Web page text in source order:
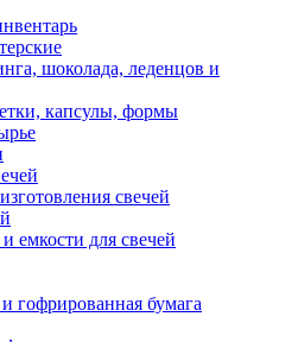
шоколада, леденцов и
капсулы, формы
свечей
емкости для свечей
гофрированная бумага